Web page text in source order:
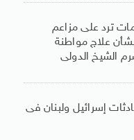
ترد على مزاعم
علاج مواطنة
الشيخ الدولى
إسرائيل ولبنان فى